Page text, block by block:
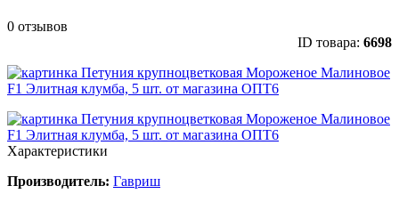
0 отзывов
ID товара: 6698
Характеристики
Производитель: Гавриш